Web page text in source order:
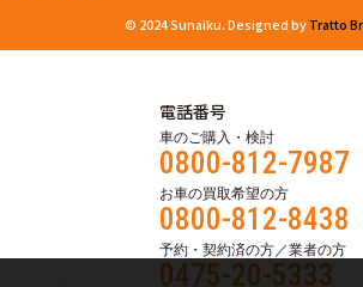
© 2024 Sunaiku. Designed by Tratto
電話番号
車のご購入・検討
0800-812-7987
お車の買取希望の方
0800-812-8438
予約・契約済の方／業者の方
0475-20-5333